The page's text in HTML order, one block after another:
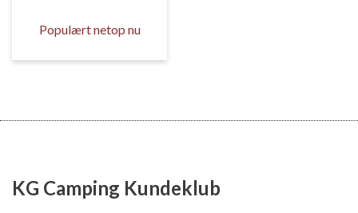
Populært netop nu
KG Camping Kundeklub